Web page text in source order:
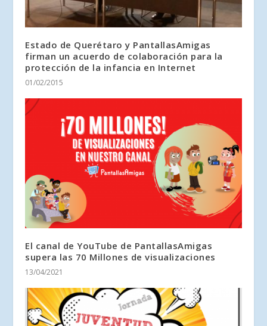
Estado de Querétaro y PantallasAmigas
firman un acuerdo de colaboración para la
protección de la infancia en Internet
01/02/2015
El canal de YouTube de PantallasAmigas
supera las 70 Millones de visualizaciones
13/04/2021